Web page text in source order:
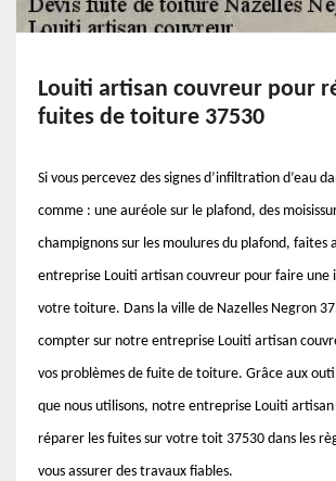
Louiti artisan couvreur pour
fuites de toiture 37530
Si vous percevez des signes d’infiltration d’eau
comme : une auréole sur le plafond, des
champignons sur les moulures du plafond, faites
entreprise Louiti artisan couvreur pour faire une
votre toiture. Dans la ville de Nazelles Negron
compter sur notre entreprise Louiti artisan
vos problèmes de fuite de toiture. Grâce aux
que nous utilisons, notre entreprise Louiti
réparer les fuites sur votre toit 37530 dans les
vous assurer des travaux fiables.